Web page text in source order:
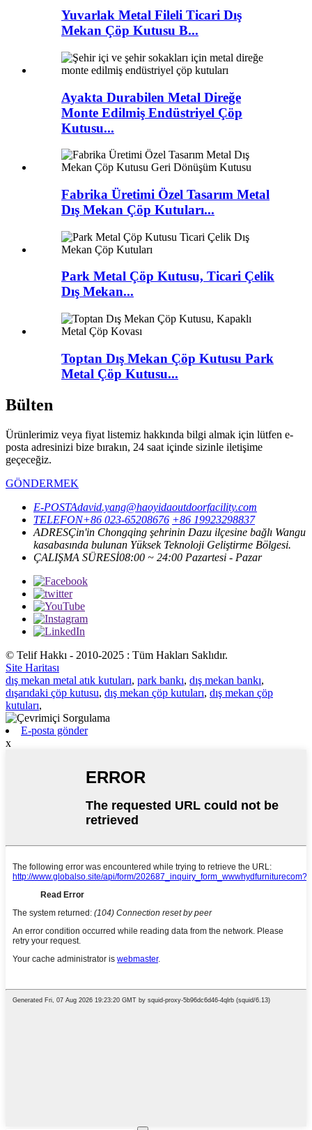
Yuvarlak Metal Fileli Ticari Dış
Mekan Çöp Kutusu B...
Ayakta Durabilen Metal Direğe
Monte Edilmiş Endüstriyel Çöp
Kutusu...
Fabrika Üretimi Özel Tasarım Metal
Dış Mekan Çöp Kutuları...
Park Metal Çöp Kutusu, Ticari Çelik
Dış Mekan...
Toptan Dış Mekan Çöp Kutusu Park
Metal Çöp Kutusu...
Bülten
Ürünlerimiz veya fiyat listemiz hakkında bilgi almak için lütfen e-
posta adresinizi bize bırakın, 24 saat içinde sizinle iletişime
geçeceğiz.
GÖNDERMEK
E-POSTAdavid.yang@haoyidaoutdoorfacility.com
TELEFON+86 023-65208676 +86 19923298837
ADRESÇin'in Chongqing şehrinin Dazu ilçesine bağlı Wangu
kasabasında bulunan Yüksek Teknoloji Geliştirme Bölgesi.
ÇALIŞMA SÜRESİ08:00 ~ 24:00 Pazartesi - Pazar
© Telif Hakkı - 2010-2025 : Tüm Hakları Saklıdır.
Site Haritası
dış mekan metal atık kutuları, park bankı, dış mekan bankı,
dışarıdaki çöp kutusu, dış mekan çöp kutuları, dış mekan çöp
kutuları,
E-posta gönder
x